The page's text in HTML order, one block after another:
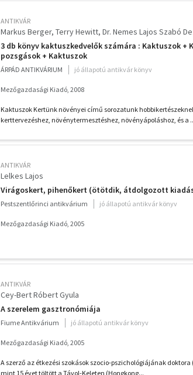
ANTIKVÁR
Markus Berger Terry Hewitt Dr. Nemes Lajos Szabó
3 db könyv kaktuszkedvelők számára : Kaktuszok +
pozsgások + Kaktuszok
ÁRPÁD ANTIKVÁRIUM jó állapotú antikvár könyv
Mezőgazdasági Kiadó, 2008
Kaktuszok Kertünk növényei című sorozatunk
kerttervezéshez, növénytermesztéshez, növényápoláshoz, és a
ANTIKVÁR
Lelkes Lajos
Virágoskert, pihenőkert (ötötdik, átdolgozott
Pestszentlőrinci antikvárium jó állapotú antikvár könyv
Mezőgazdasági Kiadó, 2005
ANTIKVÁR
Cey-Bert Róbert Gyula
A szerelem gasztronómiája
Fiume Antikvárium jó állapotú antikvár könyv
Mezőgazdasági Kiadó, 2005
A szerző az étkezési szokások szocio-pszichológiájának doktora
mint 15 évet töltött a Távol-Keleten (Hongkong...